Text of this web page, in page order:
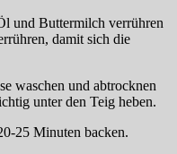
und Buttermilch verrühren
damit sich die
waschen und abtrocknen
unter den Teig heben.
25 Minuten backen.